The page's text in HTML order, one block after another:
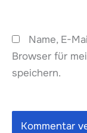
Name, E-
Browser für
speichern.